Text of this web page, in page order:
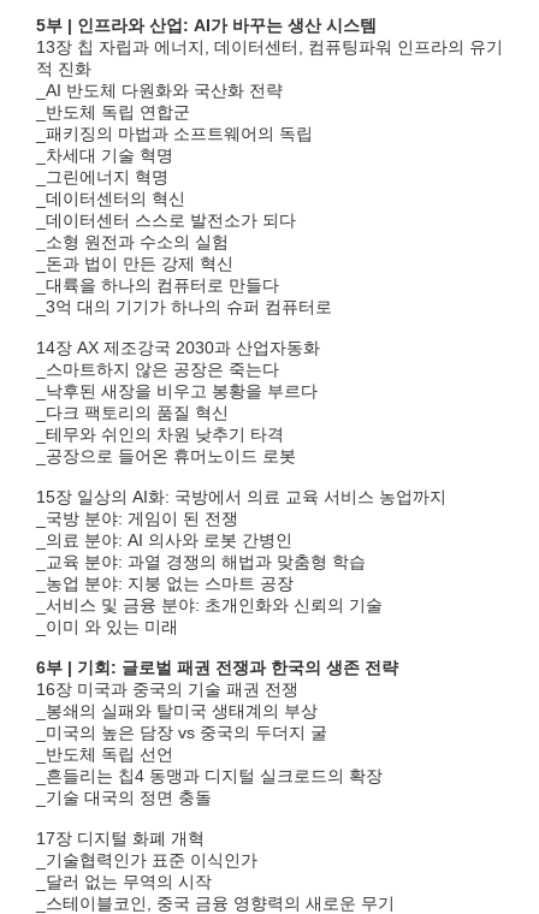
5부 | 인프라와 산업: AI가 바꾸는 생산 시스템
13장 칩 자립과 에너지, 데이터센터, 컴퓨팅파워 인프라의 유기
적 진화
_AI 반도체 다원화와 국산화 전략
_반도체 독립 연합군
_패키징의 마법과 소프트웨어의 독립
_차세대 기술 혁명
_그린에너지 혁명
_데이터센터의 혁신
_데이터센터 스스로 발전소가 되다
_소형 원전과 수소의 실험
_돈과 법이 만든 강제 혁신
_대륙을 하나의 컴퓨터로 만들다
_3억 대의 기기가 하나의 슈퍼 컴퓨터로
14장 AX 제조강국 2030과 산업자동화
_스마트하지 않은 공장은 죽는다
_낙후된 새장을 비우고 봉황을 부르다
_다크 팩토리의 품질 혁신
_테무와 쉬인의 차원 낮추기 타격
_공장으로 들어온 휴머노이드 로봇
15장 일상의 AI화: 국방에서 의료 교육 서비스 농업까지
_국방 분야: 게임이 된 전쟁
_의료 분야: AI 의사와 로봇 간병인
_교육 분야: 과열 경쟁의 해법과 맞춤형 학습
_농업 분야: 지붕 없는 스마트 공장
_서비스 및 금융 분야: 초개인화와 신뢰의 기술
_이미 와 있는 미래
6부 | 기회: 글로벌 패권 전쟁과 한국의 생존 전략
16장 미국과 중국의 기술 패권 전쟁
_봉쇄의 실패와 탈미국 생태계의 부상
_미국의 높은 담장 vs 중국의 두더지 굴
_반도체 독립 선언
_흔들리는 칩4 동맹과 디지털 실크로드의 확장
_기술 대국의 정면 충돌
17장 디지털 화폐 개혁
_기술협력인가 표준 이식인가
_달러 없는 무역의 시작
_스테이블코인, 중국 금융 영향력의 새로운 무기